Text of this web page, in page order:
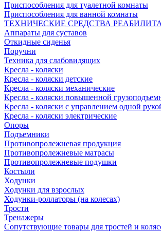
Приспособления для туалетной комнаты
Приспособления для ванной комнаты
ТЕХНИЧЕСКИЕ СРЕДСТВА
Аппараты для суставов
Откидные сиденья
Поручни
Техника для слабовидящих
Кресла - коляски
Кресла - коляски детские
Кресла - коляски механические
Кресла - коляски повышенной
Кресла - коляски с управлением одной
Кресла - коляски электрические
Опоры
Подъемники
Противопролежневая продукция
Противопролежневые матрасы
Противопролежневые подушки
Костыли
Ходунки
Ходунки для взрослых
Ходунки-роллаторы (на колесах)
Трости
Тренажеры
Сопутствующие товары для тростей и